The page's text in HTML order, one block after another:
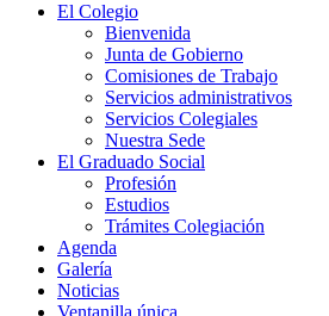
El Colegio
Bienvenida
Junta de Gobierno
Comisiones de Trabajo
Servicios administrativos
Servicios Colegiales
Nuestra Sede
El Graduado Social
Profesión
Estudios
Trámites Colegiación
Agenda
Galería
Noticias
Ventanilla única